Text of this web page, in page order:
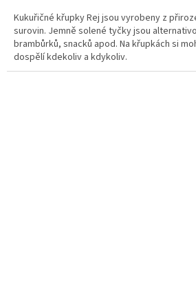
Kukuřičné křupky Rej jsou vyrobeny z
surovin. Jemně solené tyčky jsou
brambůrků, snacků apod. Na křupkách si
dospělí kdekoliv a kdykoliv.